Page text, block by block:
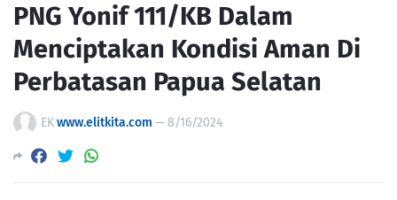
PNG Yonif 111/KB Dalam
Menciptakan Kondisi Aman Di
Perbatasan Papua Selatan
EKwww.elitkita.com —8/16/2024